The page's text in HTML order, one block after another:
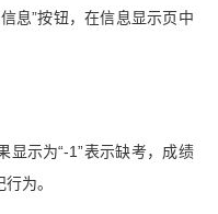
息”按钮，在信息显示页中
显示为“-1”表示缺考，成绩
为。